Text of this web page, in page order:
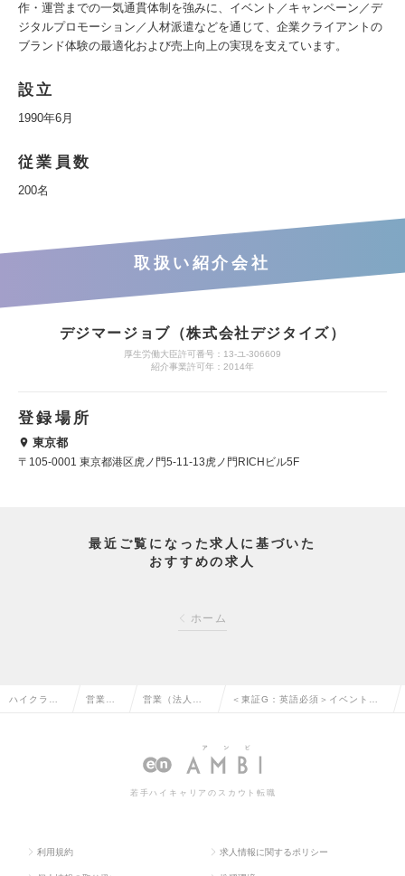
作・運営までの一気通貫体制を強みに、イベント／キャンペーン／デ
ジタルプロモーション／人材派遣などを通じて、企業クライアントの
ブランド体験の最適化および売上向上の実現を支えています。
設立
1990年6月
従業員数
200名
取扱い紹介会社
デジマージョブ（株式会社デジタイズ）
厚生労働大臣許可番号：13-ユ-306609
紹介事業許可年：2014年
登録場所
東京都
〒105-0001 東京都港区虎ノ門5-11-13虎ノ門RICHビル5F
最近ご覧になった求人に基づいた
おすすめの求人
ホーム
ハイクラス 営業系 営業（法人向 ＜東証G：英語必須＞イベントプ
若手ハイキャリアのスカウト転職
利用規約 求人情報に関するポリシー